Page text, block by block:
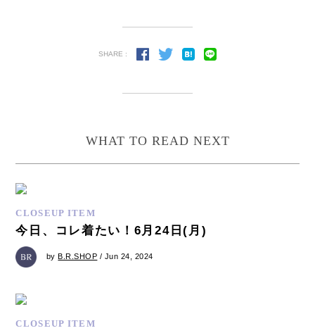
SHARE :
WHAT TO READ NEXT
CLOSEUP ITEM
今日、コレ着たい！6月24日(月)
by B.R.SHOP / Jun 24, 2024
CLOSEUP ITEM